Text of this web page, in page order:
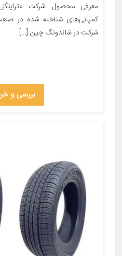
کمپانی‌های شناخته شده‌ در
شرکت در شاندونگ چین […]
بررسی و